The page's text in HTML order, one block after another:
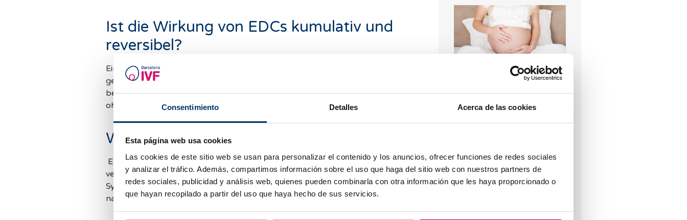
Consentimiento Detalles Acerca de las cookies
Esta página web usa cookies
Las cookies de este sitio web se usan para personalizar el contenido y los anuncios, ofrecer funciones de redes sociales
y analizar el tráfico. Además, compartimos información sobre el uso que haga del sitio web con nuestros partners de
redes sociales, publicidad y análisis web, quienes pueden combinarla con otra información que les haya proporcionado o
que hayan recopilado a partir del uso que haya hecho de sus servicios.
Ist die Wirkung von EDCs kumulativ und
reversibel?
Einer der besorgniserregendsten Aspekte der EDCs sind gerade ihre
gesundheitsschädlichen Auswirkungen, die als irreversibel und kumulativ
bezeichnet werden, d. h. sie werden an künftige Generationen weitergegeben,
ohne dass sie sich pathologisch manifestiert haben.
Wie wirken endokrine Disruptoren?
EDCs wirken, indem sie das Hormonsystem auf unterschiedliche Weise
verändern, z. B. indem sie die körpereigenen Hormone nachahmen, ihre
Synthese oder ihren Stoffwechsel verändern, den Weg zwischen einem
natürlichen Hormon und einem zellulären Rezeptor blockieren usw.
Neue Schwangerschaft nach
Schwangerschaftsabbruch
Wie lange dauert es, bis sich die